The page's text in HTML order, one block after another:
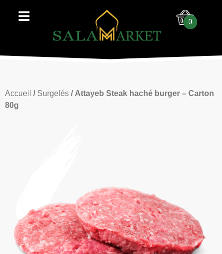
0
Accueil / Surgelés / Attayeb Steak haché burger – Carton
80g